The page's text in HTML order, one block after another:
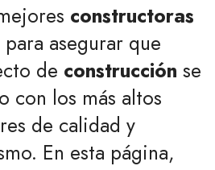
constructoras
para asegurar que
de construcción se
con los más altos
de calidad y
En esta página,